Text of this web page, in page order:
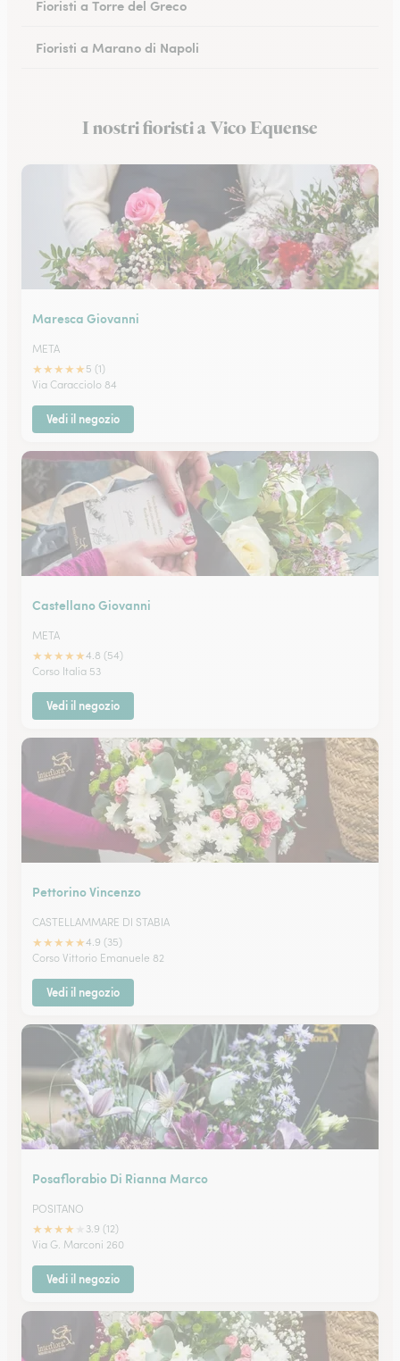
Fioristi a Torre del Greco
Fioristi a Marano di Napoli
Fioristi a Castellammare di Stabia
I nostri fioristi a Vico Equense
Maresca Giovanni
META
★★★★★ 5 (1)
Via Caracciolo 84
Vedi il negozio
Castellano Giovanni
META
★★★★★4.8 (54)
Corso Italia 53
Vedi il negozio
Pettorino Vincenzo
CASTELLAMMARE DI STABIA
★★★★★4.9 (35)
Corso Vittorio Emanuele 82
Vedi il negozio
Posaflorabio Di Rianna Marco
POSITANO
★★★★
3.9 (12)
Via G. Marconi 260
Vedi il negozio